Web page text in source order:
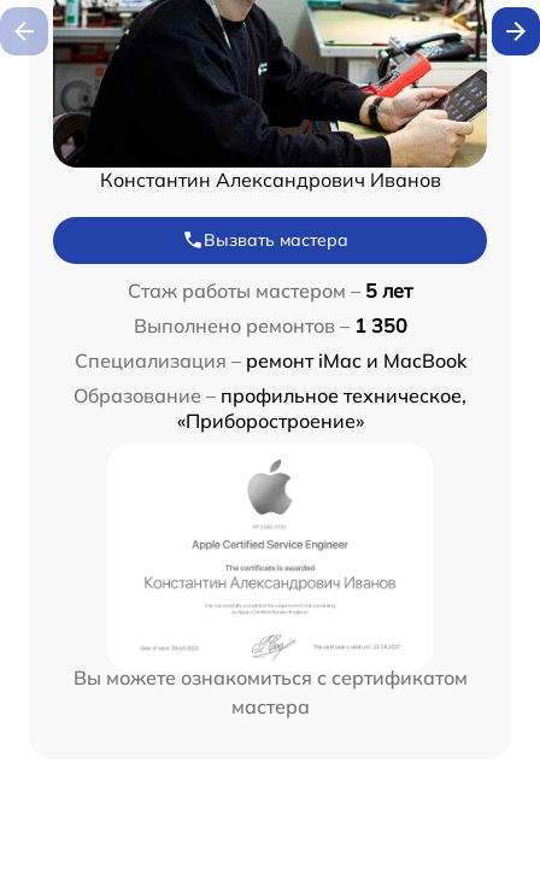
Константин Александрович Иванов
Вызвать мастера
Стаж работы мастером – 5 лет
Выполнено ремонтов – 1 350
Специализация – ремонт iMac и MacBook
Образование – профильное техническое,
«Приборостроение»
Вы можете ознакомиться с сертификатом
мастера